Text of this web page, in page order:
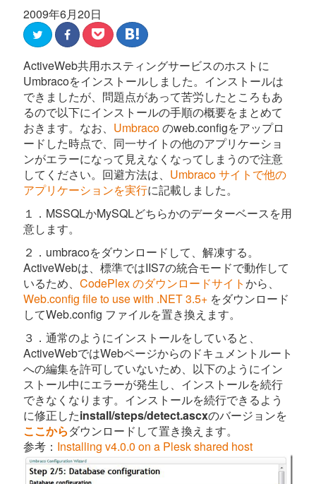
2009年6月20日
ActiveWeb共用ホスティングサービスのホストに
Umbracoをインストールしました。インストールは
できましたが、問題点があって苦労したところもあ
るので以下にインストールの手順の概要をまとめて
おきます。なお、 Umbracoのweb.configをアップロ
ードした時点で、同一サイトの他のアプリケーショ
ンがエラーになって見えなくなってしまうので注意
してください。回避方法は、 Umbraco サイトで他の
アプリケーションを実行に記載しました。
１．MSSQLかMySQLどちらかのデーターベースを用
意します。
２．umbracoをダウンロードして、解凍する。
ActiveWebは、標準ではIIS7の統合モードで動作して
いるため、 CodePlex のダウンロードサイトから、
Web.config file to use with .NET 3.5+ をダウンロード
してWeb.config ファイルを置き換えます。
３．通常のようにインストールをしていると、
ActiveWebではWebページからのドキュメントルート
への編集を許可していないため、以下のようにイン
ストール中にエラーが発生し、インストールを続行
できなくなります。インストールを続行できるよう
に修正したinstall/steps/detect.ascxのバージョンを
ここからダウンロードして置き換えます。
参考： Installing v4.0.0 on a Plesk shared host